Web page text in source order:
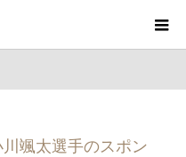
颯太選手のスポン